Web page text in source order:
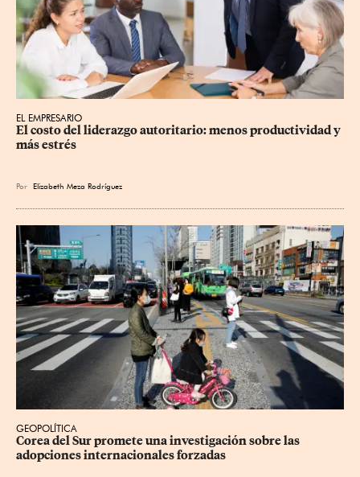
EL EMPRESARIO
El costo del liderazgo autoritario: menos productividad y
más estrés
Por Elizabeth Meza Rodríguez
GEOPOLÍTICA
Corea del Sur promete una investigación sobre las
adopciones internacionales forzadas